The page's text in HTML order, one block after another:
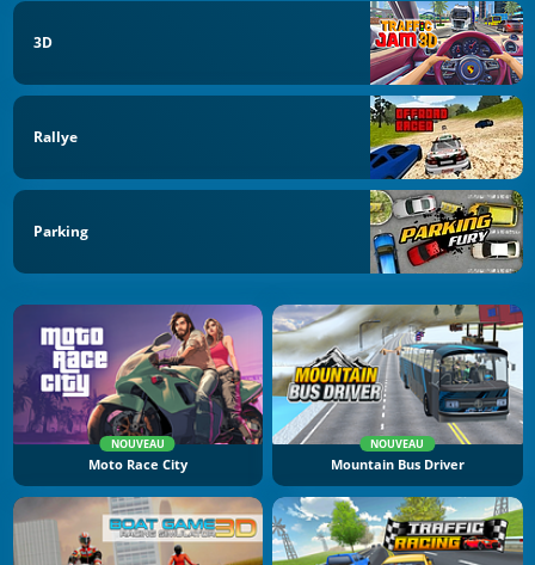
3D
Rallye
Parking
NOUVEAU
Moto Race City
NOUVEAU
Mountain Bus Driver